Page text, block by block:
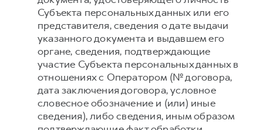
Субъекта персональных данных или его
представителя, сведения о дате выдачи
указанного документа и выдавшем его
органе, сведения, подтверждающие
участие Субъекта персональных данных в
отношениях с Оператором (№ договора,
дата заключения договора, условное
словесное обозначение и (или) иные
сведения), либо сведения, иным образом